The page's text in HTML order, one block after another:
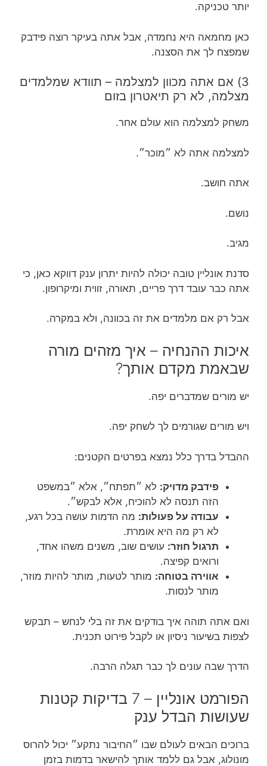
יותר טכניקה.
כאן מחמאה היא נחמדה, אבל אתה בעיקר רוצה פידבק
שמפצח לך את הסצנה.
3) אם אתה מכוון למצלמה – תוודא שמלמדים
מצלמה, לא רק תיאטרון בזום
משחק למצלמה הוא עולם אחר.
למצלמה אתה לא ״מוכר״.
אתה חושב.
נושם.
מגיב.
סדנת אונליין טובה יכולה להיות יתרון ענק דווקא כאן, כי
אתה כבר עובד דרך פריים, תאורה, זווית ומיקרופון.
אבל רק אם מלמדים את זה בכוונה, ולא במקרה.
איכות ההנחיה – איך מזהים מורה
שבאמת מקדם אותך?
יש מורים שמדברים יפה.
ויש מורים שגורמים לך לשחק יפה.
ההבדל בדרך כלל נמצא בפרטים הקטנים:
פידבק מדויק: לא ״תפתח״, אלא ״במשפט
הזה תנסה לא להוכיח, אלא לבקש״.
עבודה על פעולות: מה הדמות עושה בכל רגע,
לא רק מה היא אומרת.
תרגול חוזר: עושים שוב, משנים משהו אחד,
ורואים קפיצה.
אווירה בטוחה: מותר לטעות, מותר להיות מוזר,
מותר לנסות.
ואם אתה תוהה איך בודקים את זה בלי לנחש – תבקש
לצפות בשיעור ניסיון או לקבל פירוט תכנית.
הדרך שבה עונים לך כבר תגלה הרבה.
הפורמט אונליין – 7 בדיקות קטנות
שעושות הבדל ענק
ברוכים הבאים לעולם שבו ״החיבור נתקע״ יכול להרוס
מונולוג, אבל גם ללמד אותך להישאר בדמות בזמן